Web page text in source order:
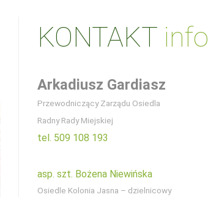
KONTAKT info
Arkadiusz Gardiasz
Przewodniczący Zarządu Osiedla
Radny Rady Miejskiej
tel. 509 108 193
asp. szt. Bożena Niewińska
Osiedle Kolonia Jasna – dzielnicowy